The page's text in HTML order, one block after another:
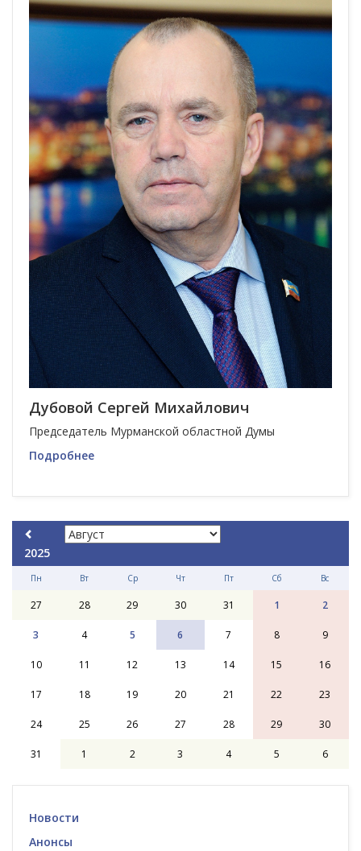
Дубовой Сергей Михайлович
Председатель Мурманской областной Думы
Подробнее
2025
Пн Вт Ср Чт Пт Сб Вс
27 28 29 30 31 1 2
3 4 5 6 7 8 9
10 11 12 13 14 15 16
17 18 19 20 21 22 23
24 25 26 27 28 29 30
31 1 2 3 4 5 6
Новости
Анонсы